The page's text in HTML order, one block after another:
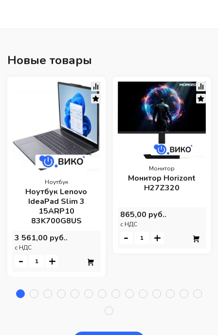
Новые товары
Ноутбук
Ноутбук Lenovo
IdeaPad Slim 3
15ARP10
83K700G8US
3 561,00 руб..
c НДС
- +
Монитор
Монитор Horizont
H27Z320
865,00 руб..
c НДС
- +